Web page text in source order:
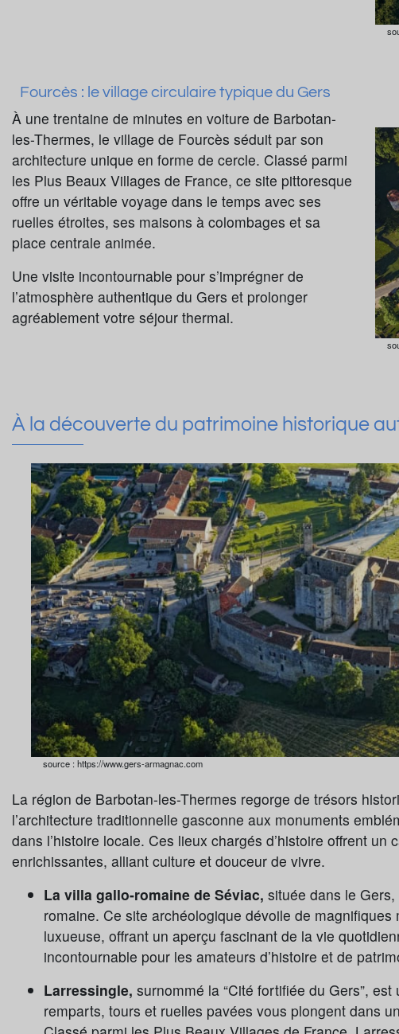
Fourcès : le village circulaire typique du Gers
À une trentaine de minutes en voiture de Barbotan-
les-Thermes, le village de Fourcès séduit par son
architecture unique en forme de cercle. Classé parmi
les Plus Beaux Villages de France, ce site pittoresque
offre un véritable voyage dans le temps avec ses
ruelles étroites, ses maisons à colombages et sa
place centrale animée.
Une visite incontournable pour s’imprégner de
l’atmosphère authentique du Gers et prolonger
agréablement votre séjour thermal.
À la découverte du patrimoine historique
source : https://www.gers-armagnac.com
La région de Barbotan-les-Thermes regorge de trésors
l’architecture traditionnelle gasconne aux monuments
dans l’histoire locale. Ces lieux chargés d’histoire offrent un
enrichissantes, alliant culture et douceur de vivre.
La villa gallo-romaine de Séviac, située dans le
romaine. Ce site archéologique dévoile de
luxueuse, offrant un aperçu fascinant de la vie
incontournable pour les amateurs d’histoire et de
Larressingle, surnommé la “Cité fortifiée du Gers”,
remparts, tours et ruelles pavées vous plongent dans